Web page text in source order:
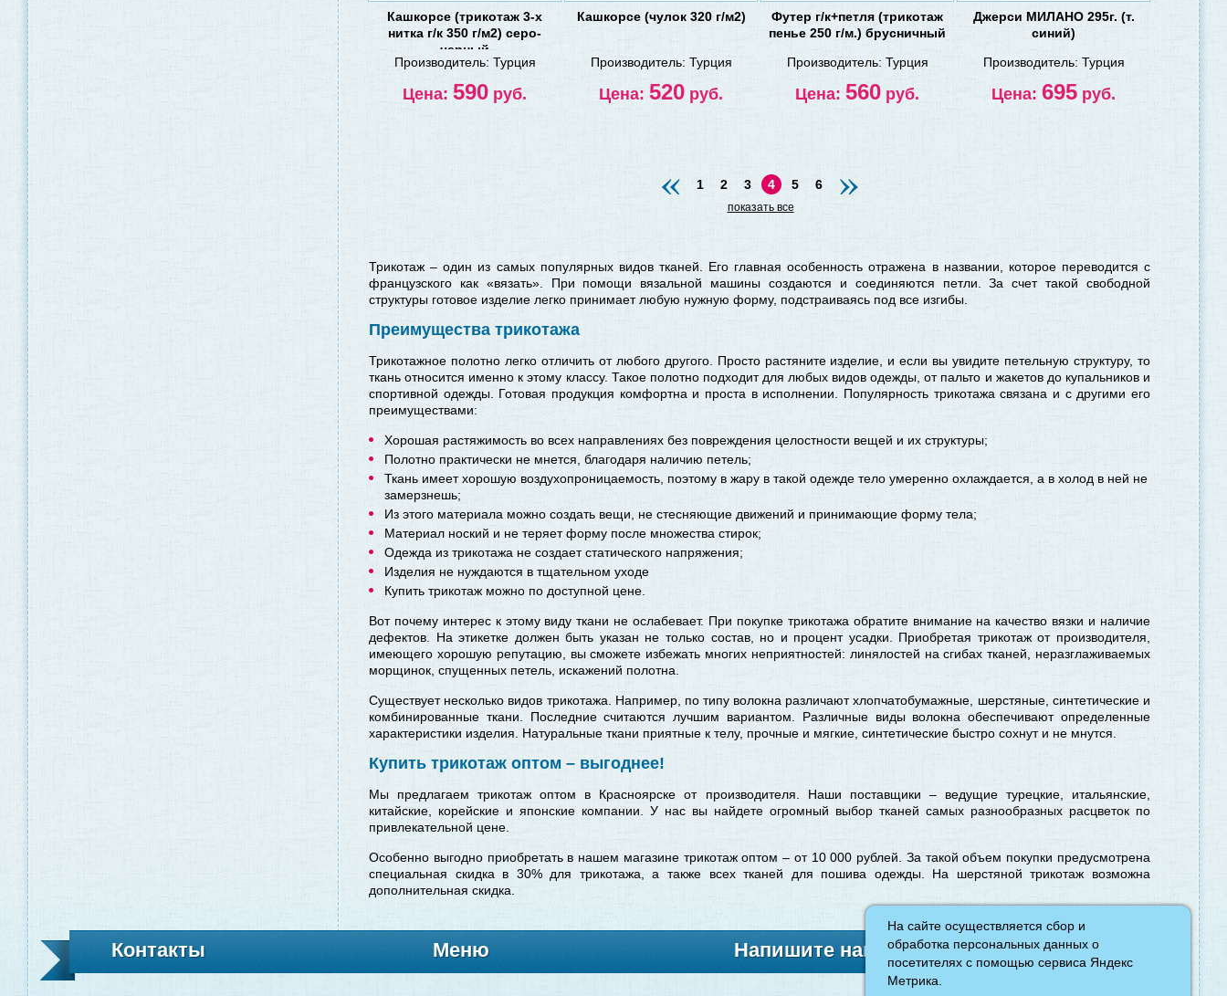
Кашкорсе (трикотаж 3-х
нитка г/к 350 г/м2) серо-
черный
Производитель: Турция
Цена: 590 руб.
Кашкорсе (чулок 320 г/м2)
Производитель: Турция
Цена: 520 руб.
Футер г/к+петля (трикотаж
пенье 250 г/м.) брусничный
Производитель: Турция
Цена: 560 руб.
Джерси МИЛАНО 295г. (т.
синий)
Производитель: Турция
Цена: 695 руб.
« 1 2 3 4 5 6 »
показать все
Трикотаж – один из самых популярных видов тканей. Его главная особенность отражена в названии, которое переводится с
французского как «вязать». При помощи вязальной машины создаются и соединяются петли. За счет такой свободной
структуры готовое изделие легко принимает любую нужную форму, подстраиваясь под все изгибы.
Преимущества трикотажа
Трикотажное полотно легко отличить от любого другого. Просто растяните изделие, и если вы увидите петельную структуру, то
ткань относится именно к этому классу. Такое полотно подходит для любых видов одежды, от пальто и жакетов до купальников и
спортивной одежды. Готовая продукция комфортна и проста в исполнении. Популярность трикотажа связана и с другими его
преимуществами:
Хорошая растяжимость во всех направлениях без повреждения целостности вещей и их структуры;
Полотно практически не мнется, благодаря наличию петель;
Ткань имеет хорошую воздухопроницаемость, поэтому в жару в такой одежде тело умеренно охлаждается, а в холод в ней не
замерзнешь;
Из этого материала можно создать вещи, не стесняющие движений и принимающие форму тела;
Материал ноский и не теряет форму после множества стирок;
Одежда из трикотажа не создает статического напряжения;
Изделия не нуждаются в тщательном уходе
Купить трикотаж можно по доступной цене.
Вот почему интерес к этому виду ткани не ослабевает. При покупке трикотажа обратите внимание на качество вязки и наличие
дефектов. На этикетке должен быть указан не только состав, но и процент усадки. Приобретая трикотаж от производителя,
имеющего хорошую репутацию, вы сможете избежать многих неприятностей: линялостей на сгибах тканей, неразглаживаемых
морщинок, спущенных петель, искажений полотна.
Существует несколько видов трикотажа. Например, по типу волокна различают хлопчатобумажные, шерстяные, синтетические и
комбинированные ткани. Последние считаются лучшим вариантом. Различные виды волокна обеспечивают определенные
характеристики изделия. Натуральные ткани приятные к телу, прочные и мягкие, синтетические быстро сохнут и не мнутся.
Купить трикотаж оптом – выгоднее!
Мы предлагаем трикотаж оптом в Красноярске от производителя. Наши поставщики – ведущие турецкие, итальянские,
китайские, корейские и японские компании. У нас вы найдете огромный выбор тканей самых разнообразных расцветок по
привлекательной цене.
Особенно выгодно приобретать в нашем магазине трикотаж оптом – от 10 000 рублей. За такой объем покупки предусмотрена
специальная скидка в 30% для трикотажа, а также всех тканей для пошива одежды. На шерстяной трикотаж возможна
дополнительная скидка.
Контакты Меню Напишите нам
На сайте осуществляется сбор и
обработка персональных данных о
посетителях с помощью сервиса Яндекс
Метрика.
На сайте осуществляется сбор и
обработка персональных данных о
посетителях с помощью сервиса Яндекс
Метрика.